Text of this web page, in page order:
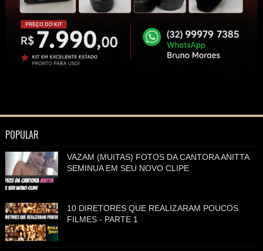
POPULAR
VAZAM (MUITAS) FOTOS DA CANTORA ANITTA
SEMINUA EM SEU NOVO CLIPE
10 DIRETORES QUE REALIZARAM POUCOS
FILMES - PARTE 1